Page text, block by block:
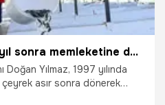
Erzincanlı girişimci 25 yıl sonra memleketine döndü, Bakanlık desteğiyle milyonluk balık tesisi kurdu! İhracata katkı sağlıyor, bu yılda hedefi 20 milyon üretecek!
Doğan Yılmaz, 1997 yılında
asır sonra dönerek